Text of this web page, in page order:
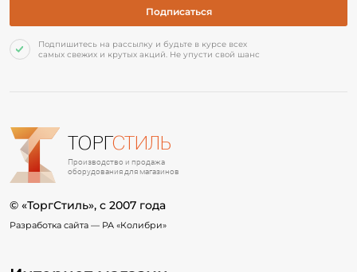
Подпишитесь на рассылку и будьте в курсе всех
самых свежих и крутых акций. Не упусти свой шанс
ТОРГСТИЛЬ
Производство и продажа
оборудования для магазинов
© «ТоргСтиль», c 2007 года
Разработка сайта — РА «Колибри»